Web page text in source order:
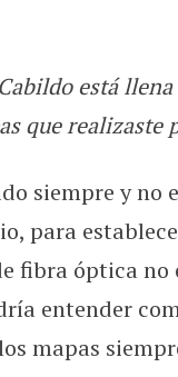
está
que realizaste
siempre y
para
fibra óptica
entender
mapas